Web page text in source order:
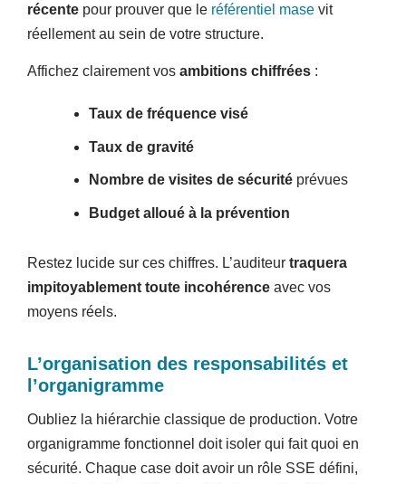
récente pour prouver que le référentiel mase vit
réellement au sein de votre structure.
Affichez clairement vosambitions chiffrées :
Taux de fréquence visé
Taux de gravité
Nombre de visites de sécurité prévues
Budget alloué à la prévention
Restez lucide sur ces chiffres. L’auditeurtraquera
impitoyablement toute incohérence avec vos
moyens réels.
L’organisation des responsabilités et
l’organigramme
Oubliez la hiérarchie classique de production. Votre
organigramme fonctionnel doit isoler qui fait quoi en
sécurité. Chaque case doit avoir un rôle SSE défini,